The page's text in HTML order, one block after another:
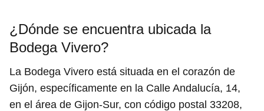
¿Dónde se encuentra ubicada la
Bodega Vivero?
La Bodega Vivero está situada en el corazón de
Gijón, específicamente en la Calle Andalucía, 14,
en el área de Gijon-Sur, con código postal 33208,